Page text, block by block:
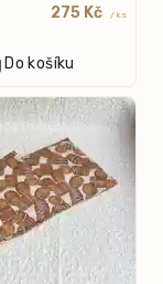
275 Kč / ks
Do košíku